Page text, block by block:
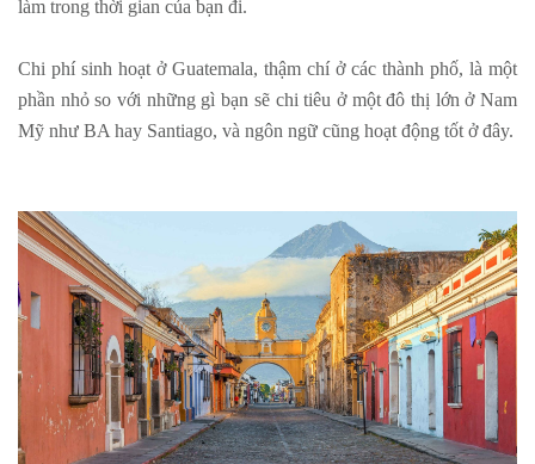
làm trong thời gian của bạn đi.
Chi phí sinh hoạt ở Guatemala, thậm chí ở các thành phố, là một
phần nhỏ so với những gì bạn sẽ chi tiêu ở một đô thị lớn ở Nam
Mỹ như BA hay Santiago, và ngôn ngữ cũng hoạt động tốt ở đây.